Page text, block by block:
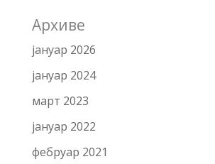
Архиве
јануар 2026
јануар 2024
март 2023
јануар 2022
фебруар 2021